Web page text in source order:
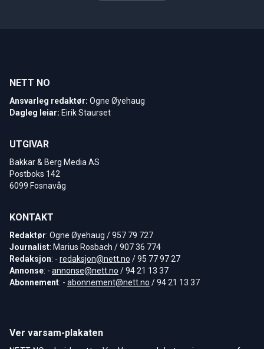
NETT NO
Ansvarleg redaktør: Ogne Øyehaug
Dagleg leiar: Eirik Staurset
UTGIVAR
Bakkar & Berg Media AS
Postboks 142
6099 Fosnavåg
KONTAKT
Redaktør: Ogne Øyehaug / 957 79 727
Journalist: Marius Rosbach / 907 36 774
Redaksjon: - redaksjon@nett.no / 95 77 97 27
Annonse: - annonse@nett.no / 94 21 13 37
Abonnement: - abonnement@nett.no / 94 21 13 37
Ver varsam-plakaten